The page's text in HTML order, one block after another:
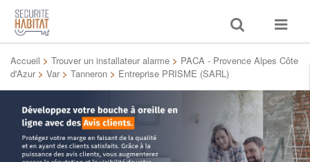
Toggle
search
Toggle
Accueil > Trouver un installateur alarme > PACA - Provence Alpes Côte
d'Azur > Var > Tanneron > Entreprise PRISME (SARL)